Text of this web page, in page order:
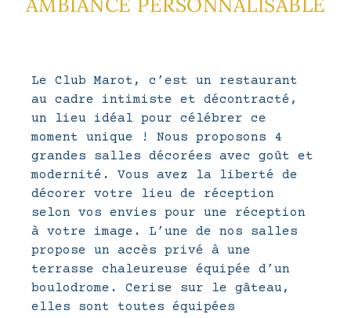
Le Club Marot, c’est un restaurant
au cadre intimiste et décontracté,
un lieu idéal pour célébrer ce
moment unique ! Nous proposons 4
grandes salles décorées avec goût et
modernité. Vous avez la liberté de
décorer votre lieu de réception
selon vos envies pour une réception
à votre image. L’une de nos salles
propose un accès privé à une
terrasse chaleureuse équipée d’un
boulodrome. Cerise sur le gâteau,
elles sont toutes équipées